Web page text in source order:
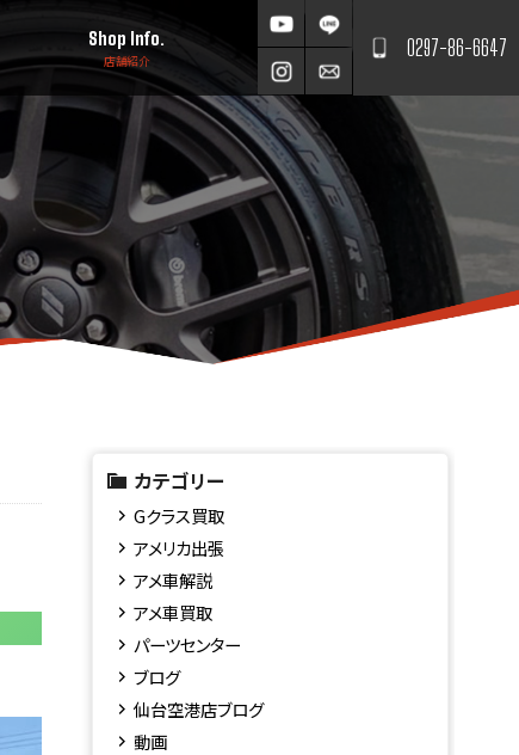
0297-86-6647
Shop Info.
店舗紹介
カテゴリー
Gクラス買取
アメリカ出張
アメ車解説
アメ車買取
パーツセンター
ブログ
仙台空港店ブログ
動画